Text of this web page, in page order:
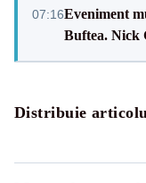
07:16Eveniment
Buftea. Nick
Distribuie